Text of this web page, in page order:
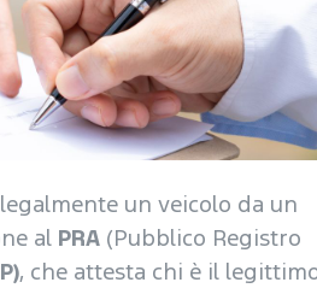
un veicolo da un
al PRA (Pubblico Registro
, che attesta chi è il